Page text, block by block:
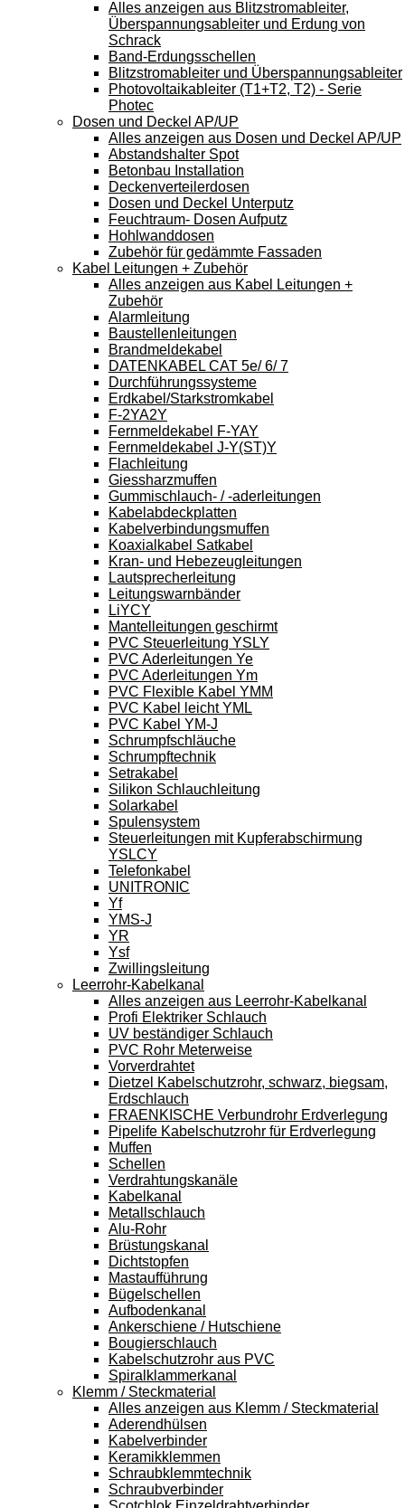
Alles anzeigen aus Blitzstromableiter,
Überspannungsableiter und Erdung von
Schrack
Band-Erdungsschellen
Blitzstromableiter und Überspannungsableiter
Photovoltaikableiter (T1+T2, T2) - Serie
Photec
Dosen und Deckel AP/UP
Alles anzeigen aus Dosen und Deckel AP/UP
Abstandshalter Spot
Betonbau Installation
Deckenverteilerdosen
Dosen und Deckel Unterputz
Feuchtraum- Dosen Aufputz
Hohlwanddosen
Zubehör für gedämmte Fassaden
Kabel Leitungen + Zubehör
Alles anzeigen aus Kabel Leitungen +
Zubehör
Alarmleitung
Baustellenleitungen
Brandmeldekabel
DATENKABEL CAT 5e/ 6/ 7
Durchführungssysteme
Erdkabel/Starkstromkabel
F-2YA2Y
Fernmeldekabel F-YAY
Fernmeldekabel J-Y(ST)Y
Flachleitung
Giessharzmuffen
Gummischlauch- / -aderleitungen
Kabelabdeckplatten
Kabelverbindungsmuffen
Koaxialkabel Satkabel
Kran- und Hebezeugleitungen
Lautsprecherleitung
Leitungswarnbänder
LiYCY
Mantelleitungen geschirmt
PVC Steuerleitung YSLY
PVC Aderleitungen Ye
PVC Aderleitungen Ym
PVC Flexible Kabel YMM
PVC Kabel leicht YML
PVC Kabel YM-J
Schrumpfschläuche
Schrumpftechnik
Setrakabel
Silikon Schlauchleitung
Solarkabel
Spulensystem
Steuerleitungen mit Kupferabschirmung
YSLCY
Telefonkabel
UNITRONIC
Yf
YMS-J
YR
Ysf
Zwillingsleitung
Leerrohr-Kabelkanal
Alles anzeigen aus Leerrohr-Kabelkanal
Profi Elektriker Schlauch
UV beständiger Schlauch
PVC Rohr Meterweise
Vorverdrahtet
Dietzel Kabelschutzrohr, schwarz, biegsam,
Erdschlauch
FRAENKISCHE Verbundrohr Erdverlegung
Pipelife Kabelschutzrohr für Erdverlegung
Muffen
Schellen
Verdrahtungskanäle
Kabelkanal
Metallschlauch
Alu-Rohr
Brüstungskanal
Dichtstopfen
Mastaufführung
Bügelschellen
Aufbodenkanal
Ankerschiene / Hutschiene
Bougierschlauch
Kabelschutzrohr aus PVC
Spiralklammerkanal
Klemm / Steckmaterial
Alles anzeigen aus Klemm / Steckmaterial
Aderendhülsen
Kabelverbinder
Keramikklemmen
Schraubklemmtechnik
Schraubverbinder